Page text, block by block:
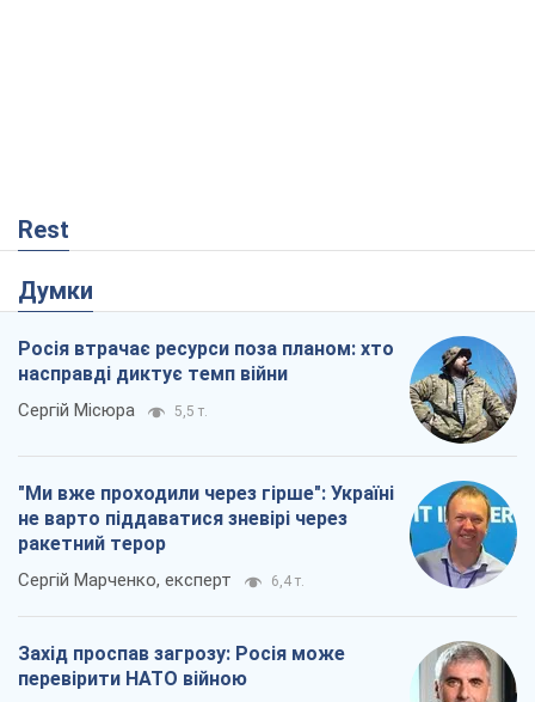
Rest
Думки
Росія втрачає ресурси поза планом: хто
насправді диктує темп війни
Сергій Місюра 5,5 т.
"Ми вже проходили через гірше": Україні
не варто піддаватися зневірі через
ракетний терор
Сергій Марченко, експерт 6,4 т.
Захід проспав загрозу: Росія може
перевірити НАТО війною